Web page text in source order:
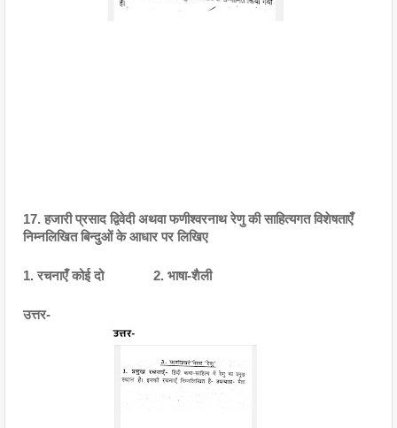
17. हजारी प्रसाद द्विवेदी अथवा फणीश्वरनाथ रेणु की साहित्यगत विशेषताएँ
निम्नलिखित बिन्दुओं के आधार पर लिखिए
1. रचनाएँ कोई दो              2. भाषा-शैली
उत्तर-